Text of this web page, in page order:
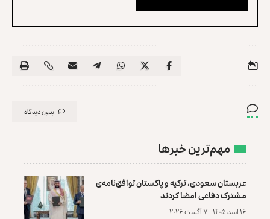
بدون دیدگاه
مهم‌ترین خبرها
عربستان سعودی، ترکیه و پاکستان توافق‌نامه‌ی
مشترک دفاعی امضا کردند
۱۶ اسد ۱۴۰۵ - ۷ آگست ۲۰۲۶